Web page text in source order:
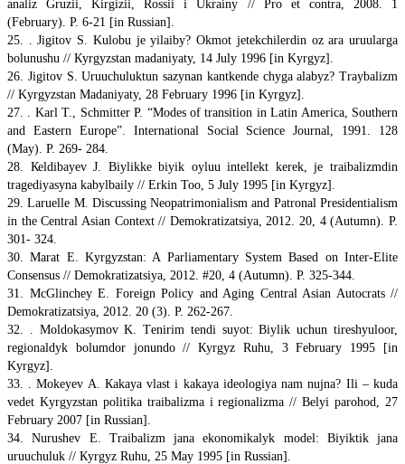
analiz Gruzii, Kirgizii, Rossii i Ukrainy // Pro et contra, 2008. 1
(February). P. 6-21 [in Russian].
25. . Jigitov S. Kulobu je yilaiby? Okmot jetekchilerdin oz ara uruularga
bolunushu // Кyrgyzstan madaniyaty, 14 July 1996 [in Kyrgyz].
26. Jigitov S. Uruuchuluktun sazynan kantkende chyga alabyz? Тraybalizm
// Kyrgyzstan Madaniyaty, 28 February 1996 [in Kyrgyz].
27. . Karl T., Schmitter P. “Modes of transition in Latin America, Southern
and Eastern Europe”. International Social Science Journal, 1991. 128
(May). P. 269- 284.
28. Кеldibayev J. Biylikke biyik oyluu intellekt kerek, je traibalizmdin
tragediyasyna kabylbaily // Erkin Too, 5 July 1995 [in Kyrgyz].
29. Laruelle M. Discussing Neopatrimonialism and Patronal Presidentialism
in the Central Asian Context // Demokratizatsiya, 2012. 20, 4 (Autumn). P.
301- 324.
30. Marat E. Kyrgyzstan: A Parliamentary System Based on Inter-Elite
Consensus // Demokratizatsiya, 2012. #20, 4 (Autumn). P. 325-344.
31. McGlinchey E. Foreign Policy and Aging Central Asian Autocrats //
Demokratizatsiya, 2012. 20 (3). P. 262-267.
32. . Мoldokasymov K. Тenirim tendi suyot: Biylik uchun tireshyuloor,
regionaldyk bolumdor jonundo // Кyrgyz Ruhu, 3 February 1995 [in
Kyrgyz].
33. . Моkeyev A. Кakaya vlast i kakaya ideologiya nam nujna? Ili – kuda
vedet Kyrgyzstan politika traibalizma i regionalizma // Belyi parohod, 27
February 2007 [in Russian].
34. Nurushev E. Тraibalizm jana ekonomikalyk model: Biyiktik jana
uruuchuluk // Кyrgyz Ruhu, 25 May 1995 [in Russian].